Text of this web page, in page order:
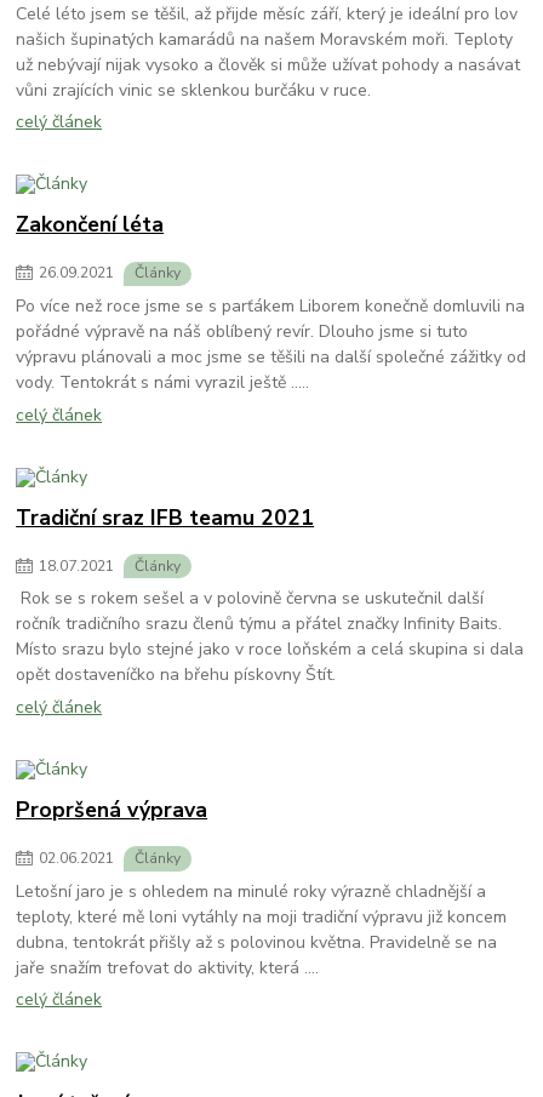
Celé léto jsem se těšil, až přijde měsíc září, který je ideální pro lov
našich šupinatých kamarádů na našem Moravském moři. Teploty
už nebývají nijak vysoko a člověk si může užívat pohody a nasávat
vůni zrajících vinic se sklenkou burčáku v ruce.
celý článek
Zakončení léta
26.09.2021 Články
Po více než roce jsme se s parťákem Liborem konečně domluvili na
pořádné výpravě na náš oblíbený revír. Dlouho jsme si tuto
výpravu plánovali a moc jsme se těšili na další společné zážitky od
vody. Tentokrát s námi vyrazil ještě .....
celý článek
Tradiční sraz IFB teamu 2021
18.07.2021 Články
Rok se s rokem sešel a v polovině června se uskutečnil další
ročník tradičního srazu členů týmu a přátel značky Infinity Baits.
Místo srazu bylo stejné jako v roce loňském a celá skupina si dala
opět dostaveníčko na břehu pískovny Štít.
celý článek
Propršená výprava
02.06.2021 Články
Letošní jaro je s ohledem na minulé roky výrazně chladnější a
teploty, které mě loni vytáhly na moji tradiční výpravu již koncem
dubna, tentokrát přišly až s polovinou května. Pravidelně se na
jaře snažím trefovat do aktivity, která ....
celý článek